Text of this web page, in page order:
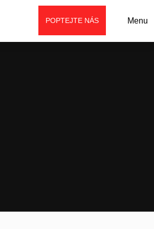
Menu
POPTEJTE NÁS